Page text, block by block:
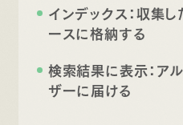
インデックス：収集
ースに格納する
検索結果に表示：ア
ザーに届ける